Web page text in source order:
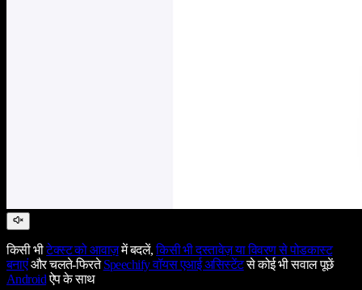
किसी भीटेक्स्ट को आवाज़में बदलें,किसी भी दस्तावेज़ या विवरण से पोडकास्ट
बनाएंऔर चलते-फिरतेSpeechify वॉयस एआई असिस्टेंटसे कोई भी सवाल पूछें
Androidऐप के साथ